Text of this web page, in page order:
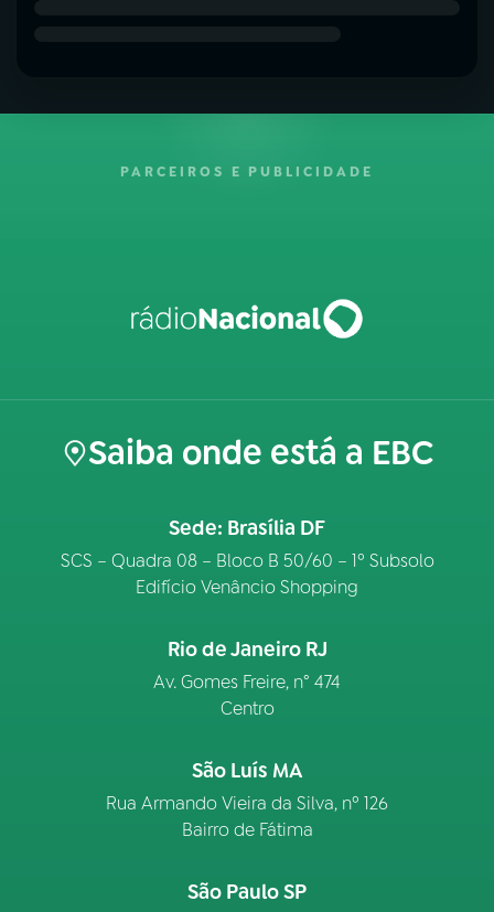
PARCEIROS E PUBLICIDADE
Saiba onde está a EBC
Sede: Brasília DF
SCS – Quadra 08 – Bloco B 50/60 – 1º Subsolo
Edifício Venâncio Shopping
Rio de Janeiro RJ
Av. Gomes Freire, n° 474
Centro
São Luís MA
Rua Armando Vieira da Silva, nº 126
Bairro de Fátima
São Paulo SP